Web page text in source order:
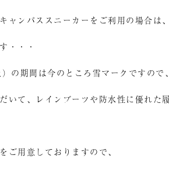
ャンパススニーカーをご利用の場合は、
・・・
の期間は今のところ雪マークですので、
いて、レインブーツや防水性に優れた
用意しておりますので、